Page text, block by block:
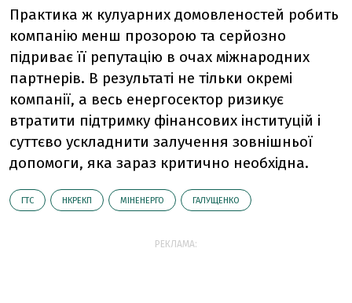
Практика ж кулуарних домовленостей робить
компанію менш прозорою та серйозно
підриває її репутацію в очах міжнародних
партнерів. В результаті не тільки окремі
компанії, а весь енергосектор ризикує
втратити підтримку фінансових інституцій і
суттєво ускладнити залучення зовнішньої
допомоги, яка зараз критично необхідна.
ГТС НКРЕКП МІНЕНЕРГО ГАЛУЩЕНКО
РЕКЛАМА: